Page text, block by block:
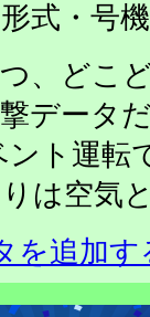
式・号
、どこ
データ
ト運転
は空気
を追加す